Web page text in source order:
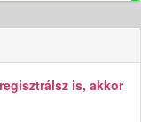
is, akkor